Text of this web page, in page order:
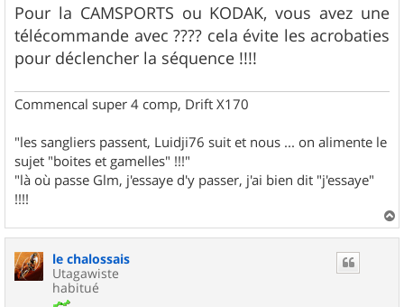
s
s
a
g
e
Pour la CAMSPORTS ou KODAK, vous avez une
télécommande avec ???? cela évite les acrobaties
pour déclencher la séquence !!!!
Commencal super 4 comp, Drift X170
"les sangliers passent, Luidji76 suit et nous ... on alimente le
sujet "boites et gamelles" !!!"
"là où passe Glm, j'essaye d'y passer, j'ai bien dit "j'essaye"
!!!!
a
le chalossais
Utagawiste
habitué